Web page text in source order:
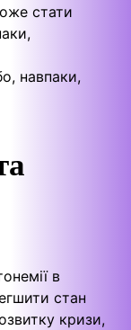
стати
навпаки,
в
стан
кризи,